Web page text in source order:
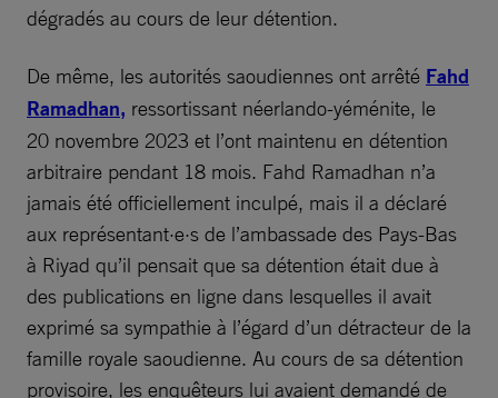
dégradés au cours de leur détention.
De même, les autorités saoudiennes ont arrêté Fahd
Ramadhan, ressortissant néerlando-yéménite, le
20 novembre 2023 et l’ont maintenu en détention
arbitraire pendant 18 mois. Fahd Ramadhan n’a
jamais été officiellement inculpé, mais il a déclaré
aux représentant·e·s de l’ambassade des Pays-Bas
à Riyad qu’il pensait que sa détention était due à
des publications en ligne dans lesquelles il avait
exprimé sa sympathie à l’égard d’un détracteur de la
famille royale saoudienne. Au cours de sa détention
provisoire, les enquêteurs lui avaient demandé de